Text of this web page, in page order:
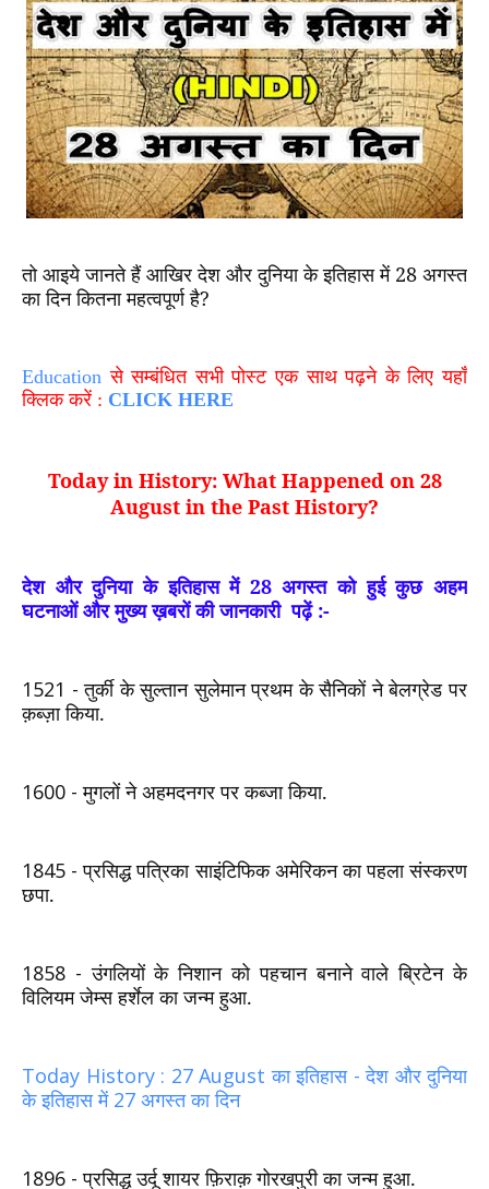
तो आइये जानते हैं आखिर देश और दुनिया के इतिहास में 28 अगस्त
का दिन कितना महत्वपूर्ण है?
Education से सम्बंधित सभी पोस्ट एक साथ पढ़ने के लिए यहाँ
क्लिक करें : CLICK HERE
Today in History: What Happened on 28
August in the Past History?
देश और दुनिया के इतिहास में 28 अगस्त को हुई कुछ अहम
घटनाओं और मुख्य ख़बरों की जानकारी पढ़ें :-
1521 -तुर्की के सुल्तान सुलेमान प्रथम के सैनिकों ने बेलग्रेड पर
क़ब्ज़ा किया.
1600 -मुगलों ने अहमदनगर पर कब्जा किया.
1845 -प्रसिद्ध पत्रिका साइंटिफिक अमेरिकन का पहला संस्करण
छपा.
1858 -उंगलियों के निशान को पहचान बनाने वाले ब्रिटेन के
विलियम जेम्‍स हर्शेल का जन्‍म हुआ.
Today History : 27 August का इतिहास - देश और दुनिया
के इतिहास में 27 अगस्त का दिन
1896 -प्रसिद्ध उर्दू शायर फ़िराक़ गोरखपुरी का जन्‍म हुआ.